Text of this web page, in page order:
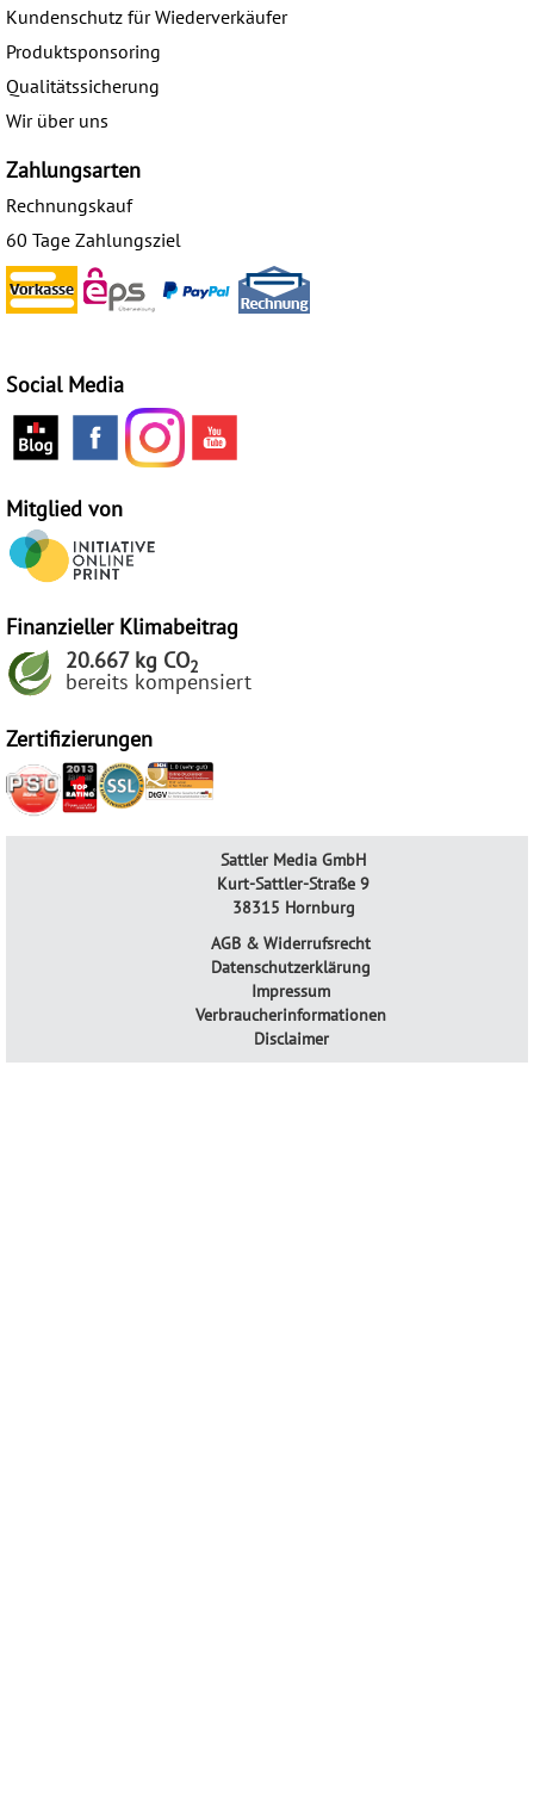
Kundenschutz für Wiederverkäufer
Produktsponsoring
Qualitätssicherung
Wir über uns
Zahlungsarten
Rechnungskauf
60 Tage Zahlungsziel
Social Media
Mitglied von
Finanzieller Klimabeitrag
20.667 kg CO2
bereits kompensiert
Zertifizierungen
Sattler Media GmbH
Kurt-Sattler-Straße 9
38315 Hornburg
AGB & Widerrufsrecht
Datenschutzerklärung
Impressum
Verbraucherinformationen
Disclaimer